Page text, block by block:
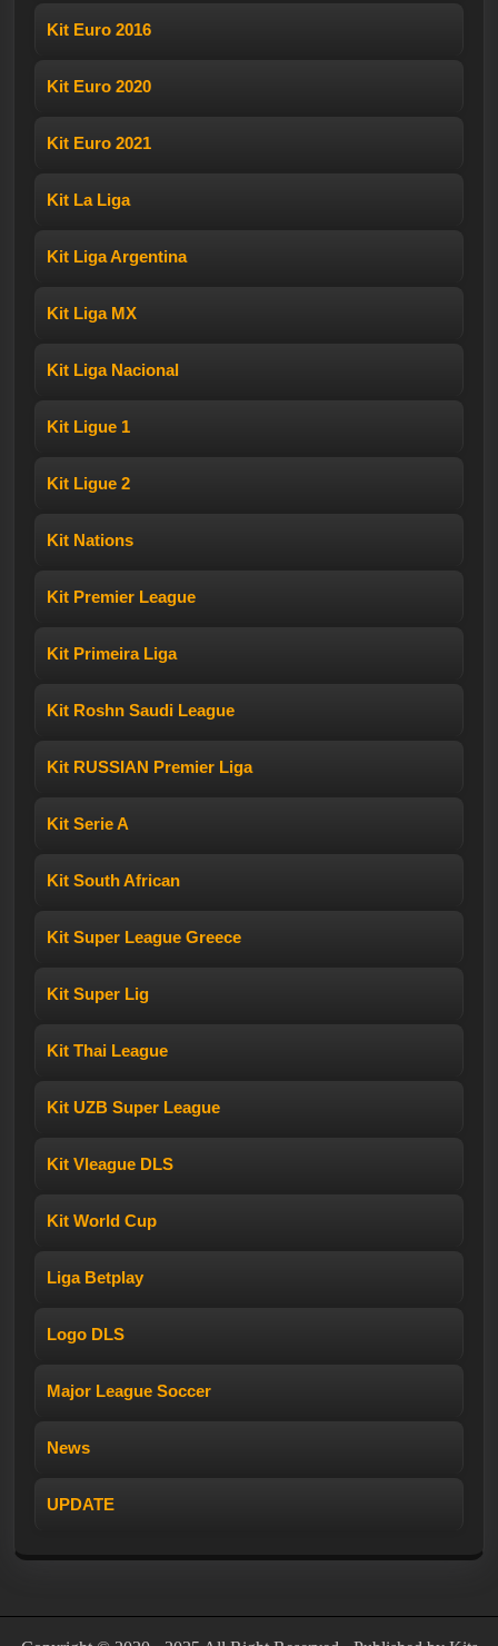
Kit Euro 2016
Kit Euro 2020
Kit Euro 2021
Kit La Liga
Kit Liga Argentina
Kit Liga MX
Kit Liga Nacional
Kit Ligue 1
Kit Ligue 2
Kit Nations
Kit Premier League
Kit Primeira Liga
Kit Roshn Saudi League
Kit RUSSIAN Premier Liga
Kit Serie A
Kit South African
Kit Super League Greece
Kit Super Lig
Kit Thai League
Kit UZB Super League
Kit Vleague DLS
Kit World Cup
Liga Betplay
Logo DLS
Major League Soccer
News
UPDATE